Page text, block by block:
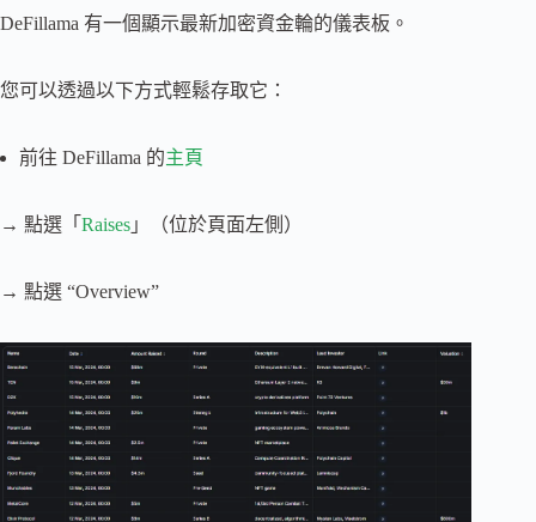
DeFillama 有一個顯示最新加密資金輪的儀表板。
您可以透過以下方式輕鬆存取它：
前往 DeFillama 的主頁
→ 點選「 Raises 」（位於頁面左側）
→ 點選 “Overview”